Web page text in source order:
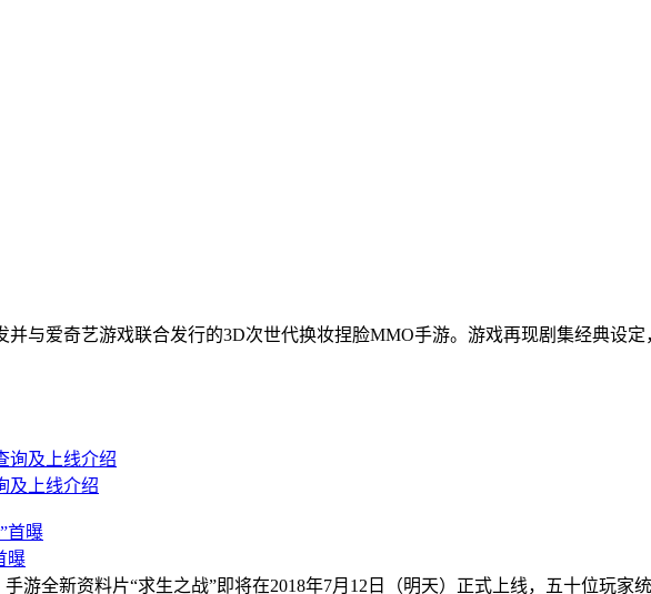
并与爱奇艺游戏联合发行的3D次世代换妆捏脸MMO手游。游戏再现剧集经典设
及上线介绍
曝
游全新资料片“求生之战”即将在2018年7月12日（明天）正式上线，五十位玩家